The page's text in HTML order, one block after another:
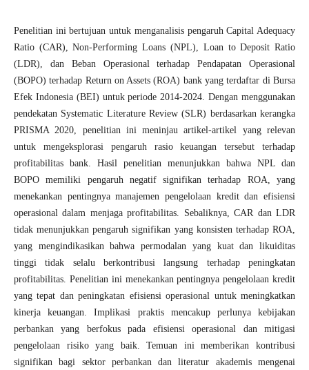
Penelitian ini bertujuan untuk menganalisis pengaruh Capital Adequacy
Ratio (CAR), Non-Performing Loans (NPL), Loan to Deposit Ratio
(LDR), dan Beban Operasional terhadap Pendapatan Operasional
(BOPO) terhadap Return on Assets (ROA) bank yang terdaftar di Bursa
Efek Indonesia (BEI) untuk periode 2014-2024. Dengan menggunakan
pendekatan Systematic Literature Review (SLR) berdasarkan kerangka
PRISMA 2020, penelitian ini meninjau artikel-artikel yang relevan
untuk mengeksplorasi pengaruh rasio keuangan tersebut terhadap
profitabilitas bank. Hasil penelitian menunjukkan bahwa NPL dan
BOPO memiliki pengaruh negatif signifikan terhadap ROA, yang
menekankan pentingnya manajemen pengelolaan kredit dan efisiensi
operasional dalam menjaga profitabilitas. Sebaliknya, CAR dan LDR
tidak menunjukkan pengaruh signifikan yang konsisten terhadap ROA,
yang mengindikasikan bahwa permodalan yang kuat dan likuiditas
tinggi tidak selalu berkontribusi langsung terhadap peningkatan
profitabilitas. Penelitian ini menekankan pentingnya pengelolaan kredit
yang tepat dan peningkatan efisiensi operasional untuk meningkatkan
kinerja keuangan. Implikasi praktis mencakup perlunya kebijakan
perbankan yang berfokus pada efisiensi operasional dan mitigasi
pengelolaan risiko yang baik. Temuan ini memberikan kontribusi
signifikan bagi sektor perbankan dan literatur akademis mengenai